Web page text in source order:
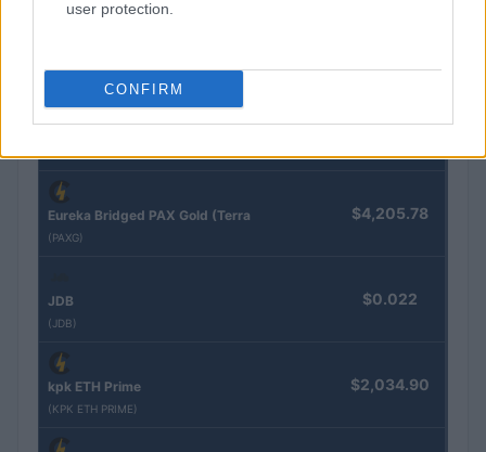
user protection.
CONFIRM
COTAÇÕES CRYPTO
Kinza Babylon Staked BTC $83,270.00
Eureka Bridged PAX Gold (Terra
(PAXG)
$4,205.78
JDB
(JDB)
$0.022
kpk ETH Prime
(KPK ETH PRIME)
$2,034.90